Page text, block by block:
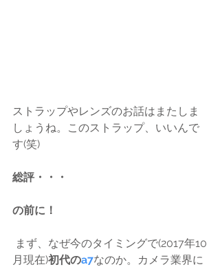
ストラップやレンズのお話はまたしま
しょうね。このストラップ、いいんで
す(笑)
総評・・・
の前に！
月現在)初代のa7なのか。カメラ業界に